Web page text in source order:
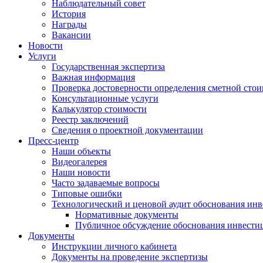
Наблюдательный совет
История
Награды
Вакансии
Новости
Услуги
Государственная экспертиза
Важная информация
Проверка достоверности определения сметной
Консультационные услуги
Калькулятор стоимости
Реестр заключений
Сведения о проектной документации
Пресс-центр
Наши объекты
Видеогалерея
Наши новости
Часто задаваемые вопросы
Типовые ошибки
Технологический и ценовой аудит обоснования
Нормативные документы
Публичное обсуждение обоснования
Документы
Инструкции личного кабинета
Документы на проведение экспертизы